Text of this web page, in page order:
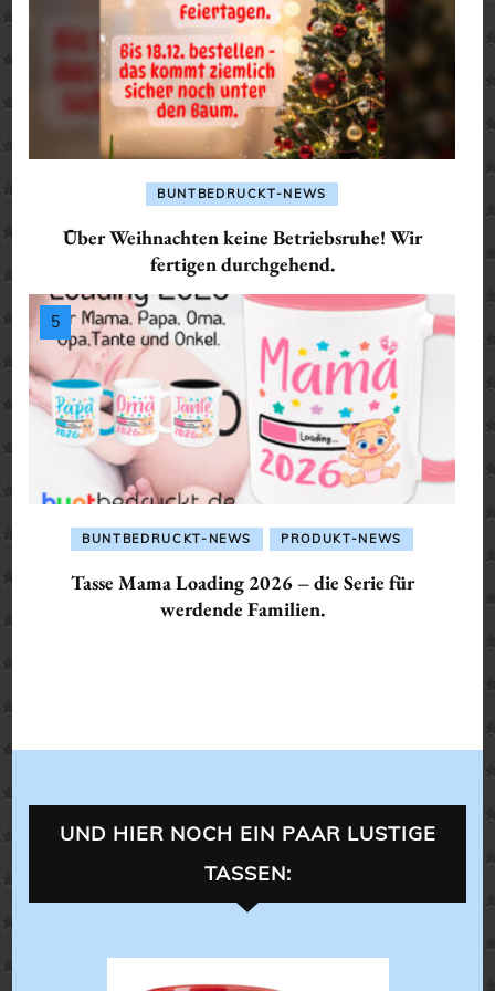
BUNTBEDRUCKT-NEWS
Über Weihnachten keine Betriebsruhe! Wir
fertigen durchgehend.
BUNTBEDRUCKT-NEWS PRODUKT-NEWS
Tasse Mama Loading 2026 – die Serie für
werdende Familien.
UND HIER NOCH EIN PAAR LUSTIGE
TASSEN: